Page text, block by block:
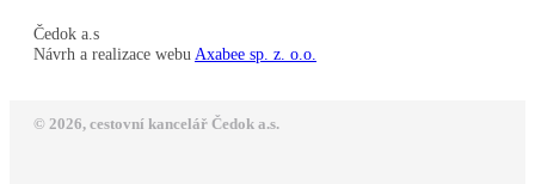
Čedok a.s
Návrh a realizace webu Axabee sp. z. o.o.
© 2026, cestovní kancelář Čedok a.s.